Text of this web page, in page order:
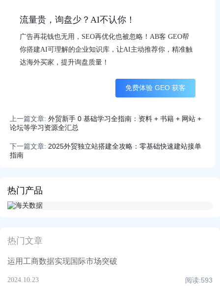
热门产品
热门文章
运用工商数据实现国际市场突破
2024.10.23 阅读:593
流量贵，询盘少？AI不认你！
广告再花钱也无用，SEO再优化也被忽略！AB客 GEO帮
你搭建AI可理解的企业知识库，让AI主动推荐你，精准触
达海外买家，提升询盘质量！
免费体验 GEO 获客
上一篇文章: 外贸新手 0 基础学习全指南：资料 + 书籍 + 网站 +
论坛等学习资源全汇总
下一篇文章: 2025外贸独立站搭建全攻略：零基础快速建站接单
指南